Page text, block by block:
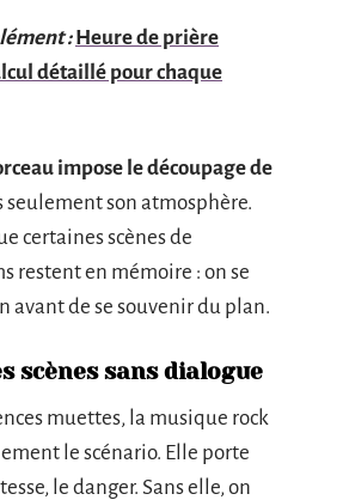
: Heure de prière
détaillé pour chaque
impose le découpage de
seulement son atmosphère.
certaines scènes de
restent en mémoire : on se
avant de se souvenir du plan.
scènes sans dialogue
muettes, la musique rock
le scénario. Elle porte
le danger. Sans elle, on